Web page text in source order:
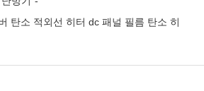
탄소 적외선 히터 dc 패널 필름 탄소 히